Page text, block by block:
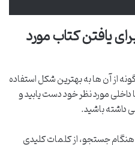
یافتن کتاب مورد
از آن ها به بهترین شکل استفاده
داخلی مورد نظر خود دست یابید و
داشته باشید.
هنگام جستجو، از کلمات کلیدی